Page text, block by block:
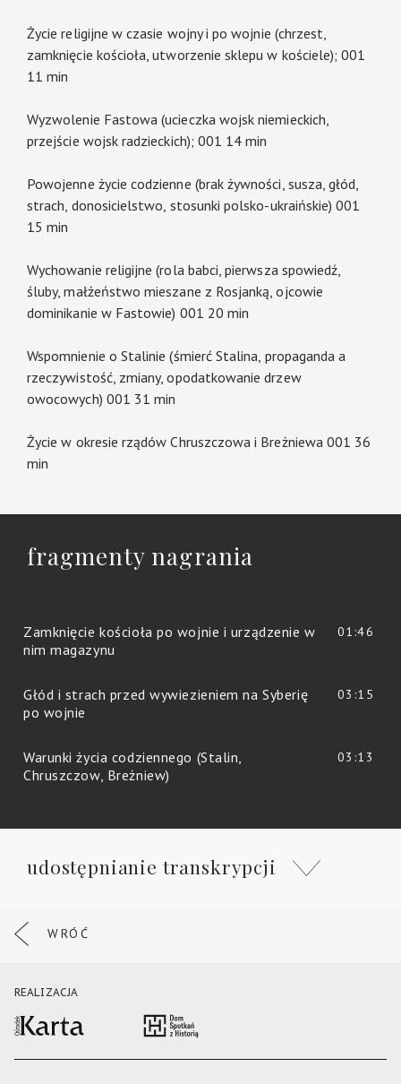
Życie religijne w czasie wojny i po wojnie (chrzest,
zamknięcie kościoła, utworzenie sklepu w kościele); 001
11 min
Wyzwolenie Fastowa (ucieczka wojsk niemieckich,
przejście wojsk radzieckich); 001 14 min
Powojenne życie codzienne (brak żywności, susza, głód,
strach, donosicielstwo, stosunki polsko-ukraińskie) 001
15 min
Wychowanie religijne (rola babci, pierwsza spowiedź,
śluby, małżeństwo mieszane z Rosjanką, ojcowie
dominikanie w Fastowie) 001 20 min
Wspomnienie o Stalinie (śmierć Stalina, propaganda a
rzeczywistość, zmiany, opodatkowanie drzew
owocowych) 001 31 min
Życie w okresie rządów Chruszczowa i Breżniewa 001 36
min
fragmenty nagrania
Zamknięcie kościoła po wojnie i urządzenie w
nim magazynu
01:46
Głód i strach przed wywiezieniem na Syberię
po wojnie
03:15
Warunki życia codziennego (Stalin,
Chruszczow, Breżniew)
03:13
udostępnianie transkrypcji
WRÓĆ
REALIZACJA